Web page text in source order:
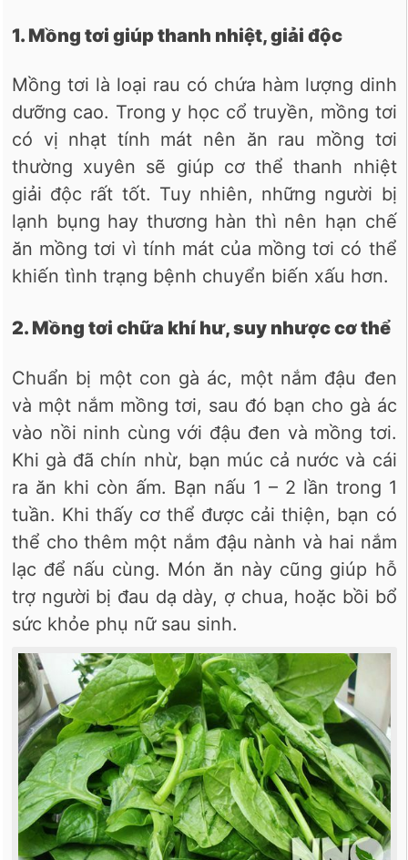
1. Mồng tơi giúp thanh nhiệt, giải độc
Mồng tơi là loại rau có chứa hàm lượng dinh
dưỡng cao. Trong y học cổ truyền, mồng tơi
có vị nhạt tính mát nên ăn rau mồng tơi
thường xuyên sẽ giúp cơ thể thanh nhiệt
giải độc rất tốt. Tuy nhiên, những người bị
lạnh bụng hay thương hàn thì nên hạn chế
ăn mồng tơi vì tính mát của mồng tơi có thể
khiến tình trạng bệnh chuyển biến xấu hơn.
2. Mồng tơi chữa khí hư, suy nhược cơ thể
Chuẩn bị một con gà ác, một nắm đậu đen
và một nắm mồng tơi, sau đó bạn cho gà ác
vào nồi ninh cùng với đậu đen và mồng tơi.
Khi gà đã chín nhừ, bạn múc cả nước và cái
ra ăn khi còn ấm. Bạn nấu 1 – 2 lần trong 1
tuần. Khi thấy cơ thể được cải thiện, bạn có
thể cho thêm một nắm đậu nành và hai nắm
lạc để nấu cùng. Món ăn này cũng giúp hỗ
trợ người bị đau dạ dày, ợ chua, hoặc bồi bổ
sức khỏe phụ nữ sau sinh.